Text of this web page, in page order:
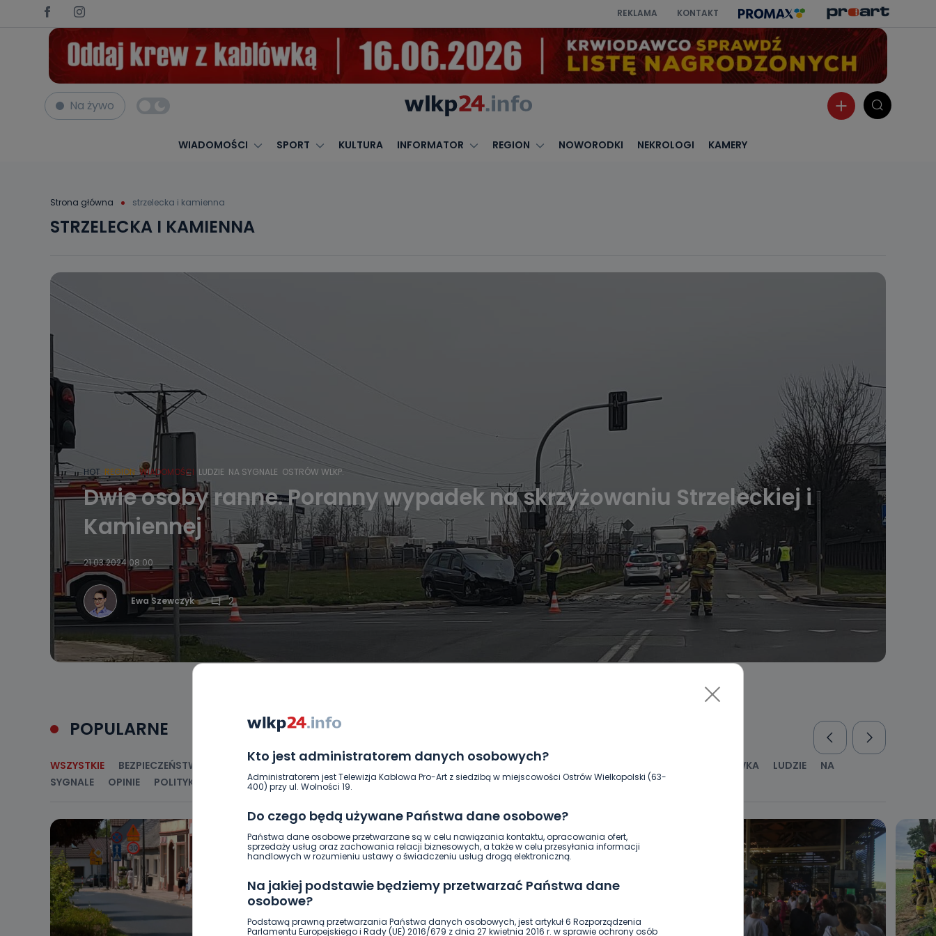
REKLAMA KONTAKT
Na żywo
WIADOMOŚCI SPORT KULTURA INFORMATOR REGION NOWORODKI NEKROLOGI KAMERY
Strona główna strzelecka i kamienna
Kto jest administratorem danych osobowych?
Administratorem jest Telewizja Kablowa Pro-Art z siedzibą w miejscowości Ostrów Wielkopolski (63-
400) przy ul. Wolności 19.
Do czego będą używane Państwa dane osobowe?
Państwa dane osobowe przetwarzane są w celu nawiązania kontaktu, opracowania ofert,
sprzedaży usług oraz zachowania relacji biznesowych, a także w celu przesyłania informacji
handlowych w rozumieniu ustawy o świadczeniu usług drogą elektroniczną.
Na jakiej podstawie będziemy przetwarzać Państwa dane
osobowe?
Podstawą prawną przetwarzania Państwa danych osobowych, jest artykuł 6 Rozporządzenia
Parlamentu Europejskiego i Rady (UE) 2016/679 z dnia 27 kwietnia 2016 r. w sprawie ochrony osób
STRZELECKA I KAMIENNA
HOT REGION WIADOMOŚCI LUDZIE NA SYGNALE OSTRÓW WLKP.
Dwie osoby ranne. Poranny wypadek na skrzyżowaniu Strzeleckiej i
Kamiennej
21.03.2024 08:00
Ewa Szewczyk 2
POPULARNE
WSZYSTKIE BEZPIECZEŃSTWO CIEKAWOSTKI GOSPODARKA I FINANSE HISTORIA KULTURA I ROZRYWKA LUDZIE
NA
SYGNALE
OPINIE POLITYKA RELIGIA SAMORZĄD ŚRODOWISKO WASZE INFO WSZYSTKICH ŚWIĘTYCH WYWIADY